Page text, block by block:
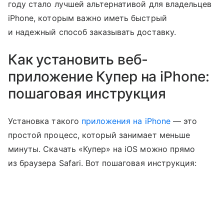
году стало лучшей альтернативой для владельцев
iPhone, которым важно иметь быстрый
и надежный способ заказывать доставку.
Как установить веб-
приложение Купер на iPhone:
пошаговая инструкция
Установка такого приложения на iPhone— это
простой процесс, который занимает меньше
минуты. Скачать «Купер» на iOS можно прямо
из браузера Safari. Вот пошаговая инструкция: